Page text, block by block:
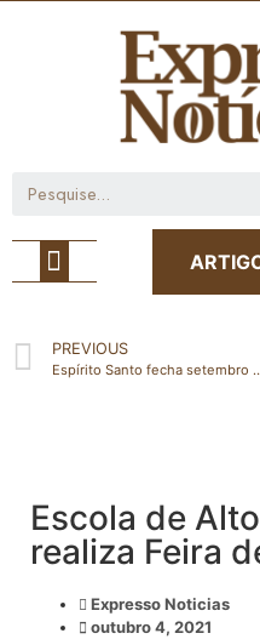
PREVIOUS
Espírito Santo fecha setembro com
Escola de
realiza Feira
Expresso Noticias
outubro 4, 2021